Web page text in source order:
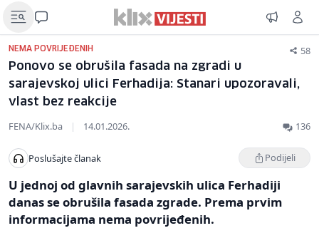
NEMA POVRIJEĐENIH 58
Ponovo se obrušila fasada na zgradi u
sarajevskoj ulici Ferhadija: Stanari upozoravali,
vlast bez reakcije
FENA/Klix.ba | 14.01.2026. 136
Poslušajte članak Podijeli
U jednoj od glavnih sarajevskih ulica Ferhadiji
danas se obrušila fasada zgrade. Prema prvim
informacijama nema povrijeđenih.